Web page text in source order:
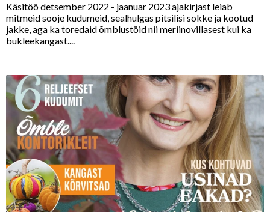
Käsitöö detsember 2022 - jaanuar 2023 ajakirjast leiab
mitmeid sooje kudumeid, sealhulgas pitsilisi sokke ja kootud
jakke, aga ka toredaid õmblustöid nii meriinovillasest kui ka
bukleekangast....